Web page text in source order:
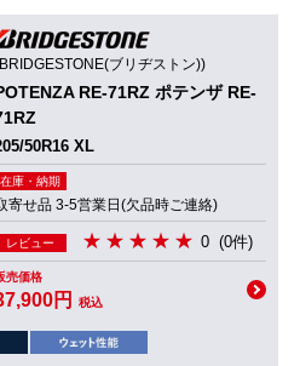
ブリヂストン))
RE-71RZ ポテンザ RE-
50R16 XL
在庫・納期
寄せ品 3-5営業日(欠品時ご連絡)
レビュー 0 (0件)
売価格
円 税込